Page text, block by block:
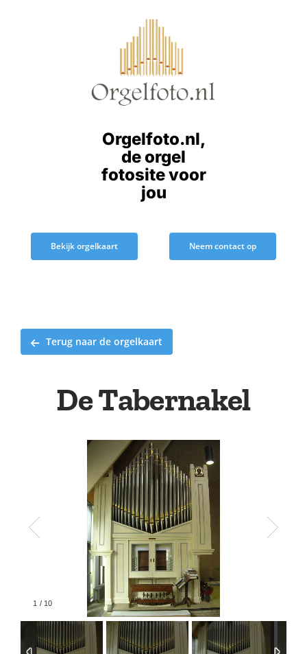
Orgelfoto.nl,
de orgel
fotosite voor
jou
Bekijk orgelkaart Neem contact op
Terug naar de orgelkaart
De Tabernakel
1 / 10